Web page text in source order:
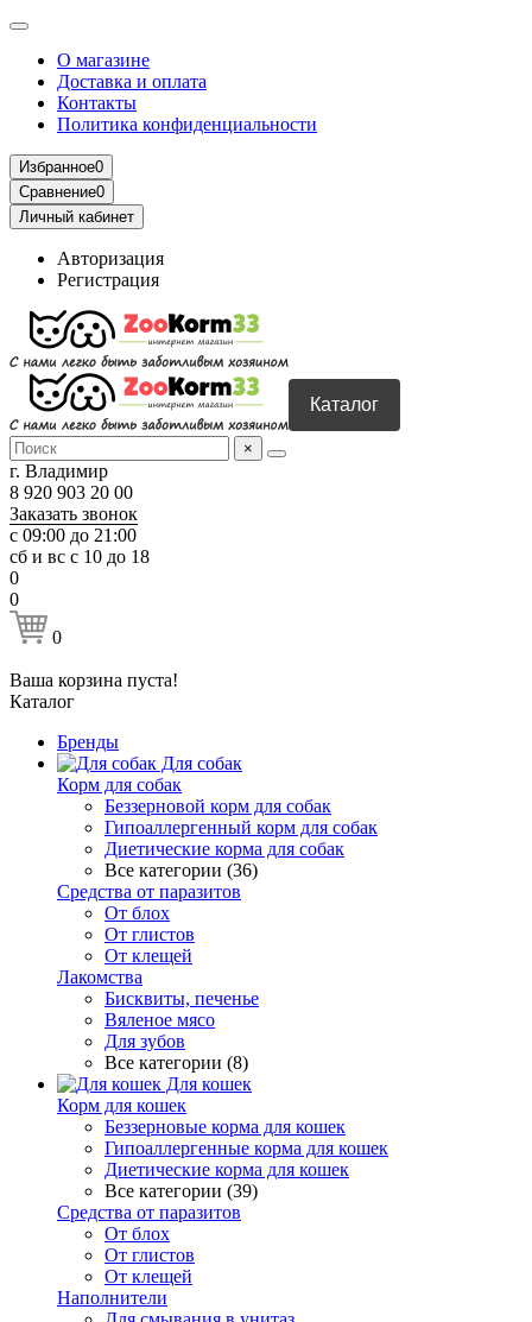
О магазине
Доставка и оплата
Контакты
Политика конфиденциальности
Избранное0
Сравнение0
Личный кабинет
Авторизация
Регистрация
Каталог
×
г. Владимир
8 920 903 20 00
Заказать звонок
с 09:00 до 21:00
сб и вс с 10 до 18
0
0
0
Ваша корзина пуста!
Каталог
Бренды
Для собак
Корм для собак
Беззерновой корм для собак
Гипоаллергенный корм для собак
Диетические корма для собак
Все категории (36)
Средства от паразитов
От блох
От глистов
От клещей
Лакомства
Бисквиты, печенье
Вяленое мясо
Для зубов
Все категории (8)
Для кошек
Корм для кошек
Беззерновые корма для кошек
Гипоаллергенные корма для кошек
Диетические корма для кошек
Все категории (39)
Средства от паразитов
От блох
От глистов
От клещей
Наполнители